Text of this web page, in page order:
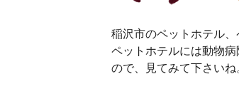
稲沢市のペットホテル
ペットホテルには動物
ので、見てみて下さいね